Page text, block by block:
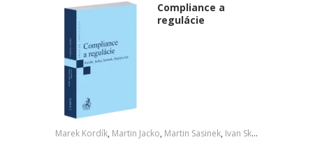
Compliance a
regulácie
Marek Kordík, Martin Jacko, Martin Sasinek, Ivan Skaloš